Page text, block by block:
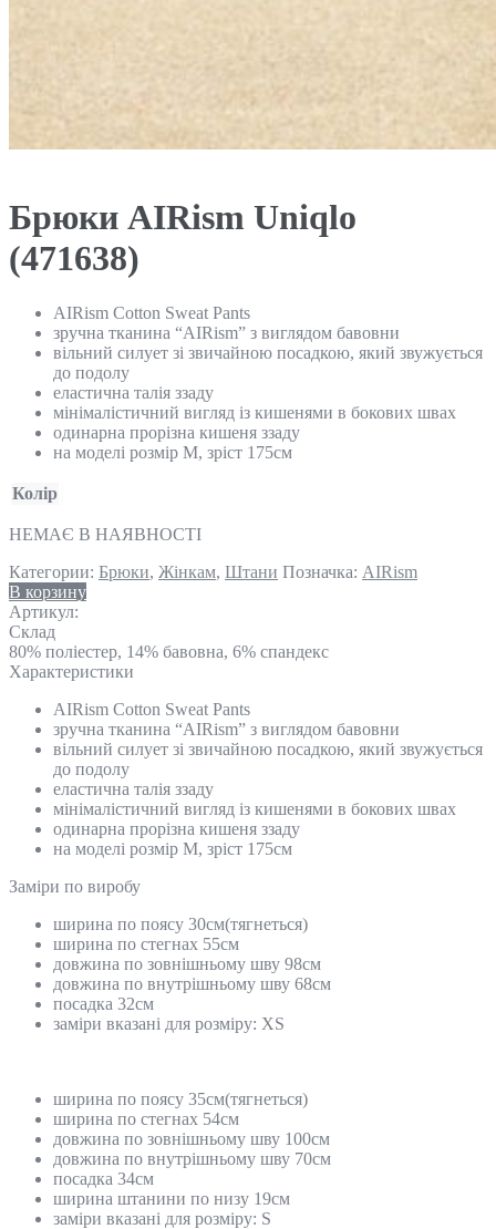
Брюки AIRism Uniqlo
(471638)
AIRism Cotton Sweat Pants
зручна тканина “AIRism” з виглядом бавовни
вільний силует зі звичайною посадкою, який звужується
до подолу
еластична талія ззаду
мінімалістичний вигляд із кишенями в бокових швах
одинарна прорізна кишеня ззаду
на моделі розмір М, зріст 175см
Колір
НЕМАЄ В НАЯВНОСТІ
Категории: Брюки, Жінкам, Штани Позначка: AIRism
В корзину
Артикул:
Склад
80% поліестер, 14% бавовна, 6% спандекс
Характеристики
AIRism Cotton Sweat Pants
зручна тканина “AIRism” з виглядом бавовни
вільний силует зі звичайною посадкою, який звужується
до подолу
еластична талія ззаду
мінімалістичний вигляд із кишенями в бокових швах
одинарна прорізна кишеня ззаду
на моделі розмір М, зріст 175см
Замiри по виробу
ширина по поясу 30см(тягнеться)
ширина по стегнах 55см
довжина по зовнішньому шву 98см
довжина по внутрішньому шву 68см
посадка 32см
заміри вказані для розміру: XS
ширина по поясу 35см(тягнеться)
ширина по стегнах 54см
довжина по зовнішньому шву 100см
довжина по внутрішньому шву 70см
посадка 34см
ширина штанини по низу 19см
заміри вказані для розміру: S